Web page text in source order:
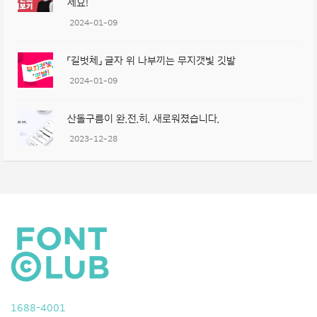
세요!
2024-01-09
「길벗체」 글자 위 나부끼는 무지갯빛 깃발
2024-01-09
산돌구름이 완.전.히. 새로워졌습니다.
2023-12-28
1688-4001